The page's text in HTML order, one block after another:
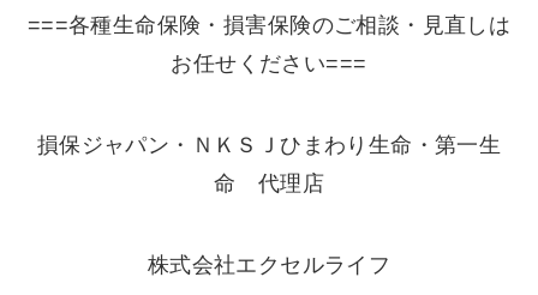
===各種生命保険・損害保険のご相談・見直しは
お任せください===
損保ジャパン・ＮＫＳＪひまわり生命・第一生
命 代理店
株式会社エクセルライフ